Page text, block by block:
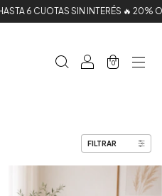
SIN INTERÉS 🔥 20% OFF por
0
FILTRAR